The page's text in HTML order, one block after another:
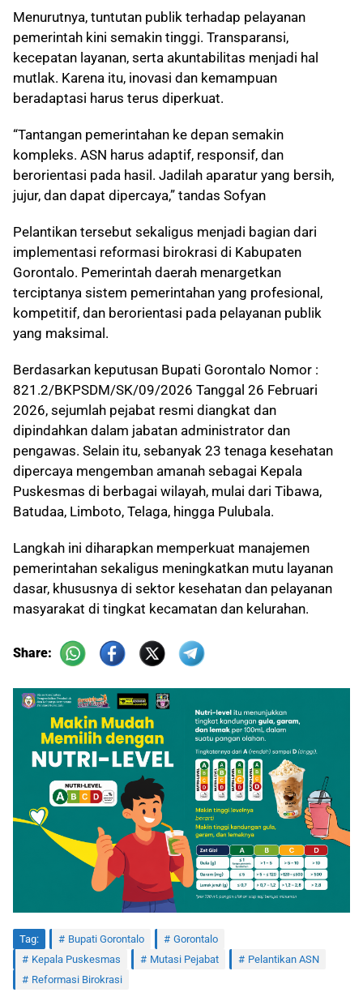
Menurutnya, tuntutan publik terhadap pelayanan
pemerintah kini semakin tinggi. Transparansi,
kecepatan layanan, serta akuntabilitas menjadi hal
mutlak. Karena itu, inovasi dan kemampuan
beradaptasi harus terus diperkuat.
“Tantangan pemerintahan ke depan semakin
kompleks. ASN harus adaptif, responsif, dan
berorientasi pada hasil. Jadilah aparatur yang bersih,
jujur, dan dapat dipercaya,” tandas Sofyan
Pelantikan tersebut sekaligus menjadi bagian dari
implementasi reformasi birokrasi di Kabupaten
Gorontalo. Pemerintah daerah menargetkan
terciptanya sistem pemerintahan yang profesional,
kompetitif, dan berorientasi pada pelayanan publik
yang maksimal.
Berdasarkan keputusan Bupati Gorontalo Nomor :
821.2/BKPSDM/SK/09/2026 Tanggal 26 Februari
2026, sejumlah pejabat resmi diangkat dan
dipindahkan dalam jabatan administrator dan
pengawas. Selain itu, sebanyak 23 tenaga kesehatan
dipercaya mengemban amanah sebagai Kepala
Puskesmas di berbagai wilayah, mulai dari Tibawa,
Batudaa, Limboto, Telaga, hingga Pulubala.
Langkah ini diharapkan memperkuat manajemen
pemerintahan sekaligus meningkatkan mutu layanan
dasar, khususnya di sektor kesehatan dan pelayanan
masyarakat di tingkat kecamatan dan kelurahan.
Share:
Tag: Bupati Gorontalo
Gorontalo
Kepala Puskesmas
Mutasi Pejabat
Pelantikan ASN
Reformasi Birokrasi